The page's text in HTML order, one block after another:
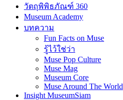
วัตถุพิพิธภัณฑ์ 360
Museum Academy
บทความ
Fun Facts on Muse
รู้ไว้ใช่ว่า
Muse Pop Culture
Muse Mag
Museum Core
Muse Around The World
Insight MuseumSiam